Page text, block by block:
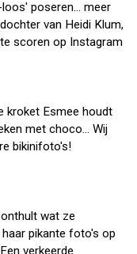
poseren... meer
van Heidi Klum,
scoren op Instagram
kroket Esmee houdt
met choco... Wij
bikinifoto's!
wat ze
pikante foto's op
verkeerde